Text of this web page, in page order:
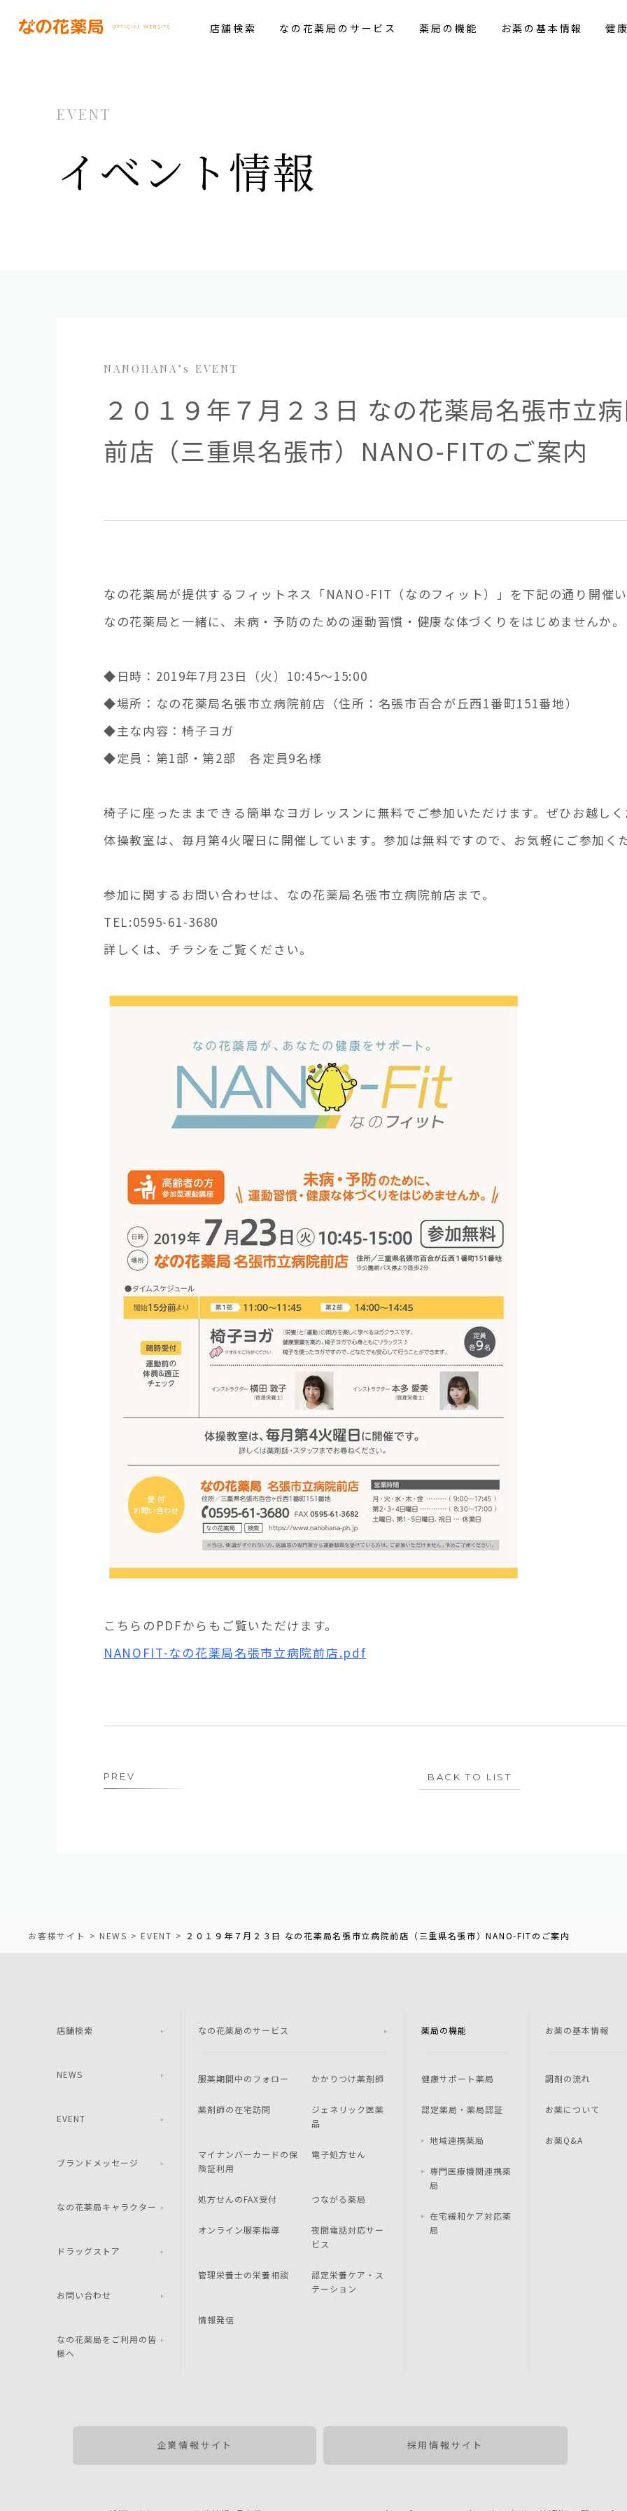
店舗検索 なの花薬局のサービス 薬局の機能 お薬の基本情報 健
EVENT
イベント情報
NANOHANA’s EVENT
２０１９年７月２３日 なの花薬局名張市立
前店（三重県名張市）NANO-FITのご案内
なの花薬局が提供するフィットネス「NANO-FIT（なのフィット）」を下記の通り開催
なの花薬局と一緒に、未病・予防のための運動習慣・健康な体づくりをはじめませんか。
◆日時：2019年7月23日（火）10:45～15:00
◆場所：なの花薬局名張市立病院前店（住所：名張市百合が丘西1番町151番地）
◆主な内容：椅子ヨガ
◆定員：第1部・第2部 各定員9名様
椅子に座ったままできる簡単なヨガレッスンに無料でご参加いただけます。ぜひお越し
体操教室は、毎月第4火曜日に開催しています。参加は無料ですので、お気軽にご参加く
参加に関するお問い合わせは、なの花薬局名張市立病院前店まで。
TEL:0595-61-3680
詳しくは、チラシをご覧ください。
こちらのPDFからもご覧いただけます。
NANOFIT-なの花薬局名張市立病院前店.pdf
PREV BACK TO LIST
お客様サイト NEWS EVENT ２０１９年７月２３日 なの花薬局名張市立病院前店（三重県名張市）NANO-FITのご案内
店舗検索
NEWS
EVENT
ブランドメッセージ
なの花薬局キャラクター
ドラッグストア
お問い合わせ
なの花薬局をご利用の皆
様へ
なの花薬局のサービス
服薬期間中のフォロー かかりつけ薬剤師
薬剤師の在宅訪問
ジェネリック医薬
品
マイナンバーカードの保
険証利用
電子処方せん
処方せんのFAX受付 つながる薬局
オンライン服薬指導
夜間電話対応サー
ビス
管理栄養士の栄養相談
認定栄養ケア・ス
テーション
情報発信
薬局の機能
健康サポート薬局
認定薬局・薬局認証
地域連携薬局
専門医療機関連携薬
局
在宅緩和ケア対応薬
局
お薬の基本情報
調剤の流れ
お薬について
お薬Q&A
企業情報サイト 採用情報サイト